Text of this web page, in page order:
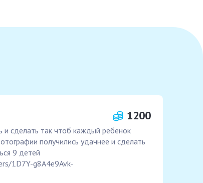
1200
и сделать так чтоб каждый ребенок
получились удачнее и сделать
9 детей
1D7Y-g8A4e9Avk-